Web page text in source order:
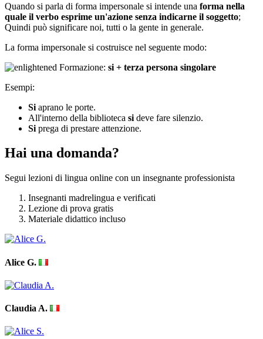
Quando si parla di forma impersonale si intende una forma nella
quale il verbo esprime un'azione senza indicarne il soggetto;
Quindi può significare noi, tutti o la gente in generale.
La forma impersonale si costruisce nel seguente modo:
Formazione: si + terza persona singolare
Esempi:
Si aprano le porte.
All'interno della biblioteca si deve fare silenzio.
Si prega di prestare attenzione.
Hai una domanda?
Segui lezioni di lingua online con un insegnante professionista
Insegnanti madrelingua e verificati
Lezione di prova gratis
Materiale didattico incluso
Alice G.
Claudia A.